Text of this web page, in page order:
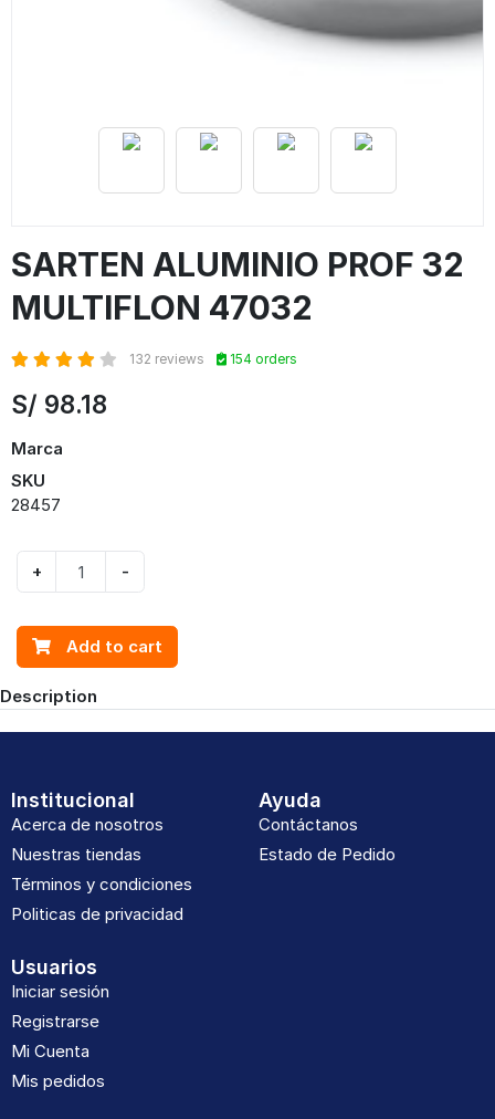
SARTEN ALUMINIO PROF 32
MULTIFLON 47032
132 reviews 154 orders
S/ 98.18
Marca
SKU
28457
+ -
Add to cart
Description
Institucional
Acerca de nosotros
Nuestras tiendas
Términos y condiciones
Politicas de privacidad
Ayuda
Contáctanos
Estado de Pedido
Usuarios
Iniciar sesión
Registrarse
Mi Cuenta
Mis pedidos